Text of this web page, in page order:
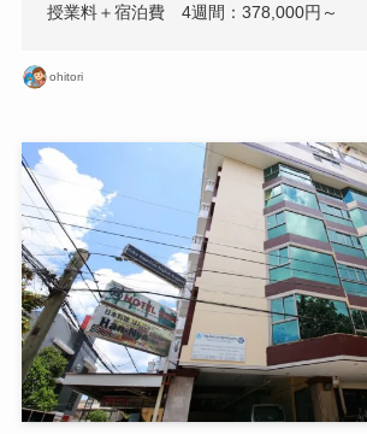
授業料＋宿泊費 4週間：378,000円～
ohitori